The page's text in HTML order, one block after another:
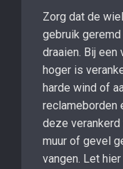
Zorg dat de
gebruik
draaien. Bij
hoger is
harde wind of
reclameborden
deze
muur of gevel
vangen. Let